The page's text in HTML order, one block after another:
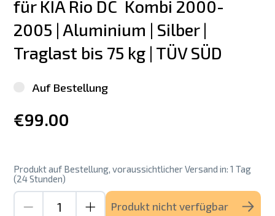
für KIA Rio DC  Kombi 2000-
2005 | Aluminium | Silber |
Traglast bis 75 kg | TÜV SÜD
Auf Bestellung
€99.00
Produkt auf Bestellung, voraussichtlicher Versand in: 1 Tag
(24 Stunden)
Produkt nicht verfügbar